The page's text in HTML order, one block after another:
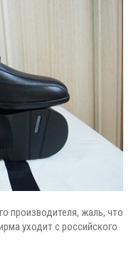
производителя, жаль, что
уходит с российского